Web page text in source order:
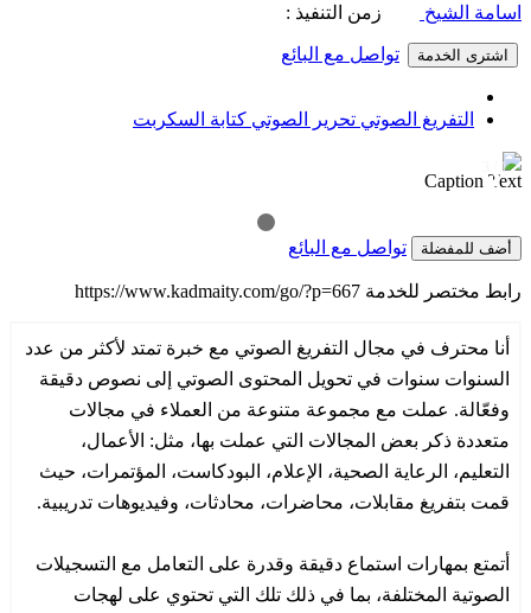
اسامة الشيخ زمن التنفيذ :
اشترى الخدمة تواصل مع البائع
التفريغ الصوتي تحرير الصوتي كتابة السكربت
1 / 3
Caption Text
❮
أضف للمفضلة تواصل مع البائع
رابط مختصر للخدمة https://www.kadmaity.com/go/?p=667
أنا محترف في مجال التفريغ الصوتي مع خبرة تمتد لأكثر من عدد
السنوات سنوات في تحويل المحتوى الصوتي إلى نصوص دقيقة
وفعّالة. عملت مع مجموعة متنوعة من العملاء في مجالات
متعددة ذكر بعض المجالات التي عملت بها، مثل: الأعمال،
التعليم، الرعاية الصحية، الإعلام، البودكاست، المؤتمرات، حيث
قمت بتفريغ مقابلات، محاضرات، محادثات، وفيديوهات تدريبية.
أتمتع بمهارات استماع دقيقة وقدرة على التعامل مع التسجيلات
الصوتية المختلفة، بما في ذلك تلك التي تحتوي على لهجات